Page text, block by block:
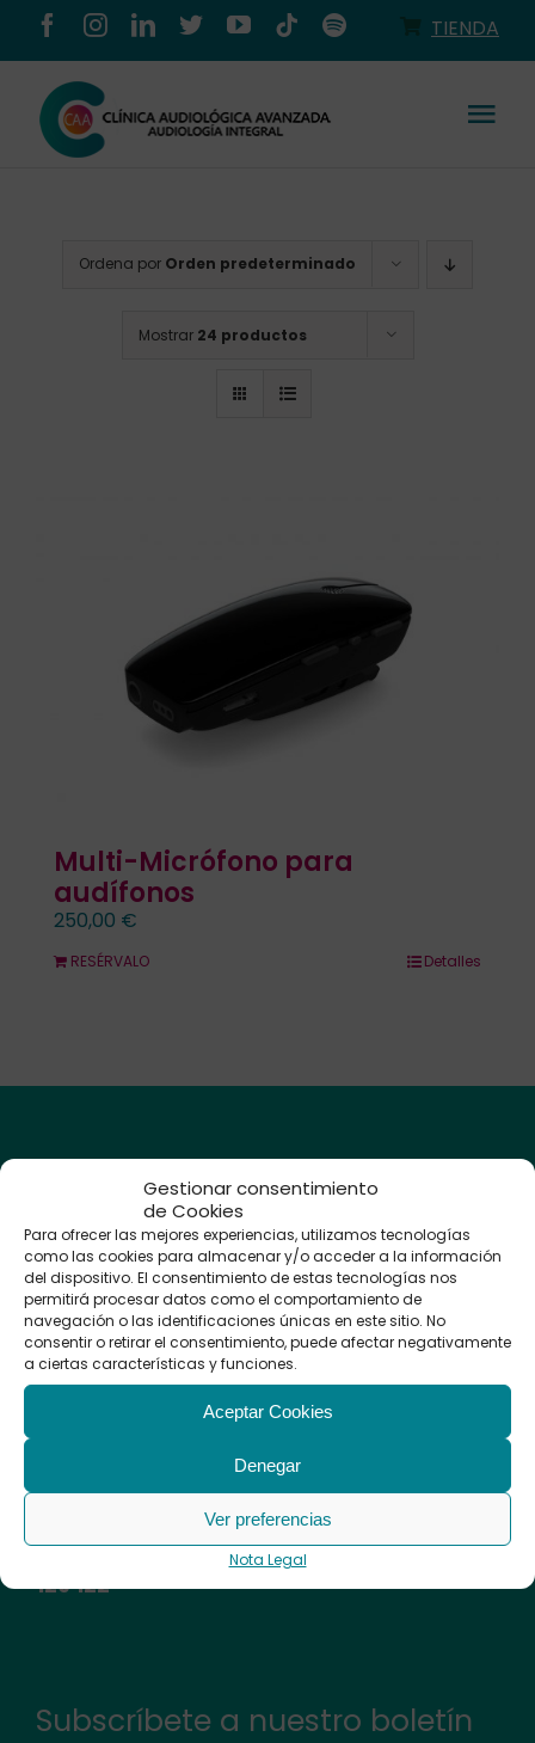
Gestionar consentimiento
de Cookies
Para ofrecer las mejores experiencias, utilizamos tecnologías
como las cookies para almacenar y/o acceder a la información
del dispositivo. El consentimiento de estas tecnologías nos
permitirá procesar datos como el comportamiento de
navegación o las identificaciones únicas en este sitio. No
consentir o retirar el consentimiento, puede afectar negativamente
a ciertas características y funciones.
Aceptar Cookies
Denegar
Ver preferencias
Nota Legal
Saltar
contenido
TIENDA
Productos
Llámanos 912 129 122
Ordena por Orden predeterminado
Mostrar 24 productos
Multi-Micrófono para
audífonos
250,00 €
RESÉRVALO Detalles
Pozuelo de
– Madrid
912
129 122
Audiológica
Avanzada
Audífonos
medida
Protectores
Psicología
Logopedia
Mantenimiento y
Audífonos
Subscríbete a nuestro boletín